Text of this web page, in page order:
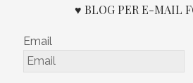
♥ BLOG PER E-MAIL
Email